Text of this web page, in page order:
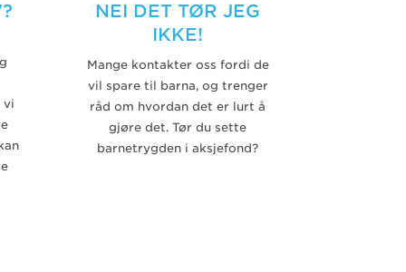
vi
NEI DET TØR JEG
IKKE!
Mange kontakter oss fordi de
vil spare til barna, og trenger
råd om hvordan det er lurt å
gjøre det. Tør du sette
barnetrygden i aksjefond?